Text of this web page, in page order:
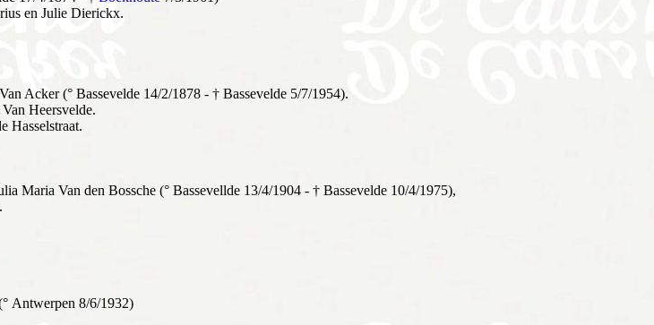
en Julie Dierickx.
Acker (° Bassevelde 14/2/1878 - † Bassevelde 5/7/1954).
Heersvelde.
Hasselstraat.
Maria Van den Bossche (° Bassevellde 13/4/1904 - † Bassevelde 10/4/1975),
Antwerpen 8/6/1932)